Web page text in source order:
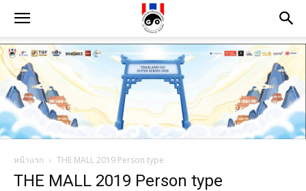
หน้าแรก THE MALL 2019 Person type
THE MALL 2019 Person type